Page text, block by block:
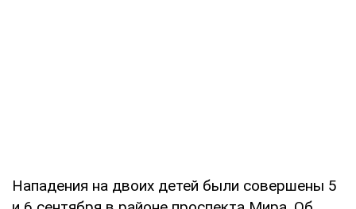
Нападения на двоих детей были совершены 5